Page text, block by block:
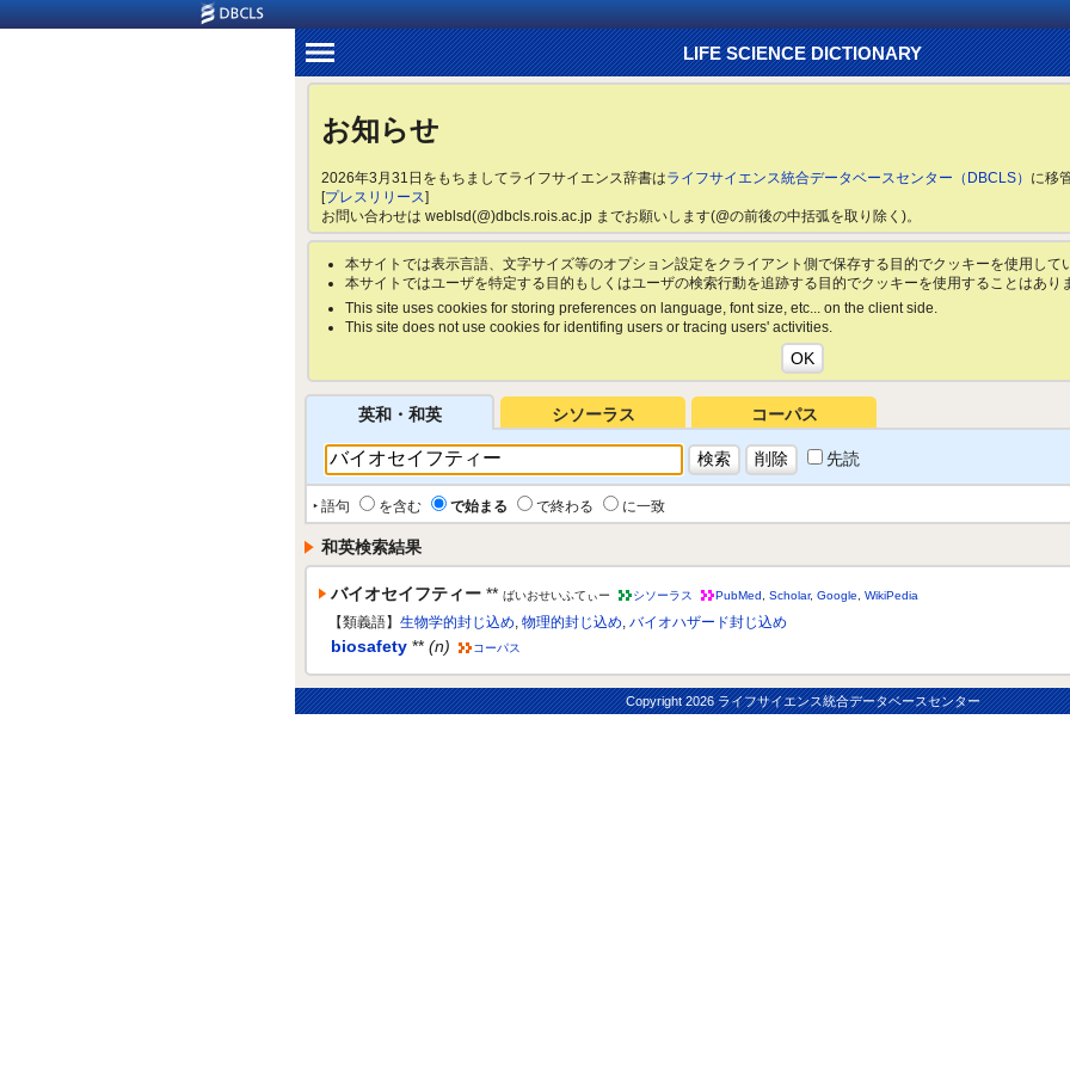
LIFE SCIENCE DICTIONARY
お知らせ
2026年3月31日をもちましてライフサイエンス辞書はライフサイエンス統合データベースセンター（DBCLS） に移
[プレスリリース]
お問い合わせは weblsd(@)dbcls.rois.ac.jp までお願いします(@の前後の中括弧を取り除く)。
本サイトでは表示言語、文字サイズ等のオプション設定をクライアント側で保存する目的でクッキーを使用して
本サイトではユーザを特定する目的もしくはユーザの検索行動を追跡する目的でクッキーを使用することはあり
This site uses cookies for storing preferences on language, font size, etc... on the client side.
This site does not use cookies for identifing users or tracing users' activities.
英和・和英 シソーラス コーパス
先読
‣ 語句 を含む で始まる で終わる
に一致
和英検索結果
バイオセイフティー ** ばいおせいふてぃー シソーラス PubMed Scholar, Google WikiPedia
【類義語】 生物学的封じ込め, 物理的封じ込め, バイオハザード封じ込め
biosafety ** (n) コーパス
Copyright2026 ライフサイエンス統合データベースセンター